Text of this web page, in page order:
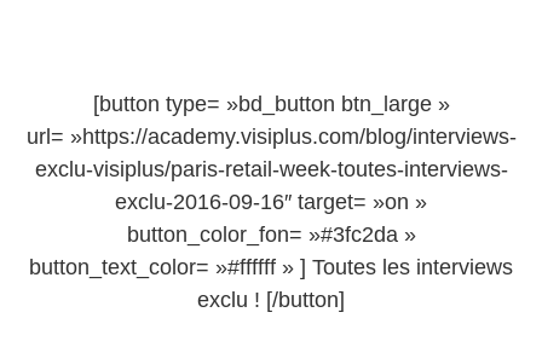
[button type= »bd_button btn_large »
url= »https://academy.visiplus.com/blog/interviews-
exclu-visiplus/paris-retail-week-toutes-interviews-
exclu-2016-09-16″ target= »on »
button_color_fon= »#3fc2da »
button_text_color= »#ffffff » ] Toutes les interviews
exclu ! [/button]